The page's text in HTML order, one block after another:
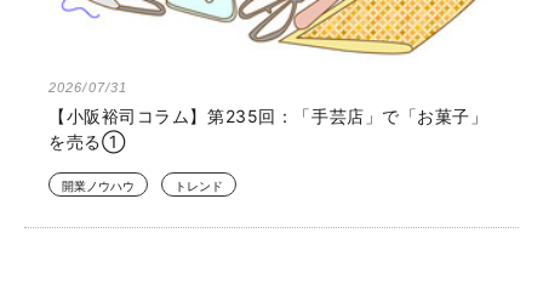
2026/07/31
【小阪裕司コラム】第235回：「手芸店」で「お菓子」
を売る①
開業ノウハウ トレンド